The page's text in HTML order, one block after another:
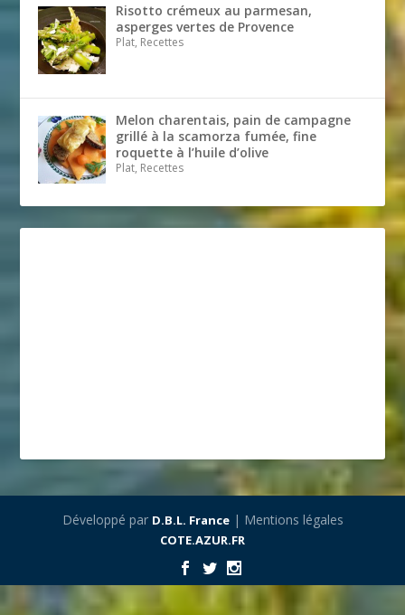
Risotto crémeux au parmesan,
asperges vertes de Provence
Plat, Recettes
Melon charentais, pain de campagne
grillé à la scamorza fumée, fine
roquette à l’huile d’olive
Plat, Recettes
Développé par D.B.L. France| Mentions légales
COTE.AZUR.FR